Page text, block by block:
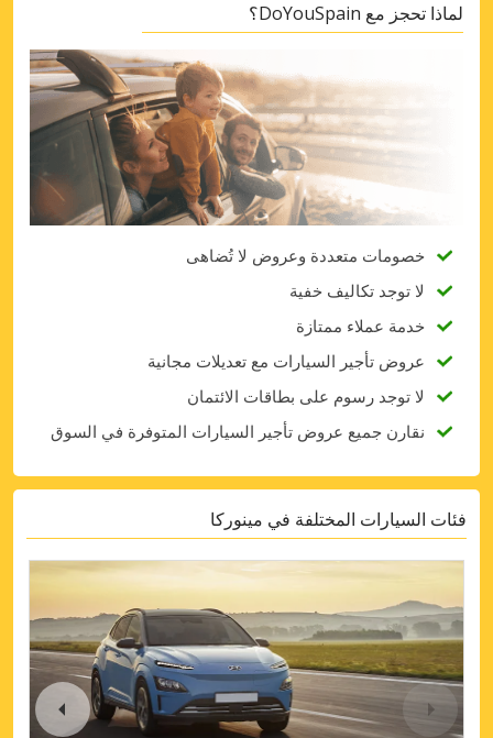
لماذا تحجز مع DoYouSpain؟
خصومات متعددة وعروض لا تُضاهى
لا توجد تكاليف خفية
خدمة عملاء ممتازة
عروض تأجير السيارات مع تعديلات مجانية
لا توجد رسوم على بطاقات الائتمان
نقارن جميع عروض تأجير السيارات المتوفرة في السوق
فئات السيارات المختلفة في مينوركا